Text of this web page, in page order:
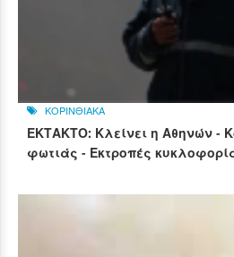
ΚΟΡΙΝΘΙΑΚΑ
ΕΚΤΑΚΤΟ: Κλείνει η Αθηνών -
φωτιάς - Εκτροπές